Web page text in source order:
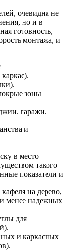
очевидна не
но и в
готовность,
монтажа, и
зоны
гаражи.
и
в место
такого
показатели и
на дерево,
менее надежных
для
и каркасных